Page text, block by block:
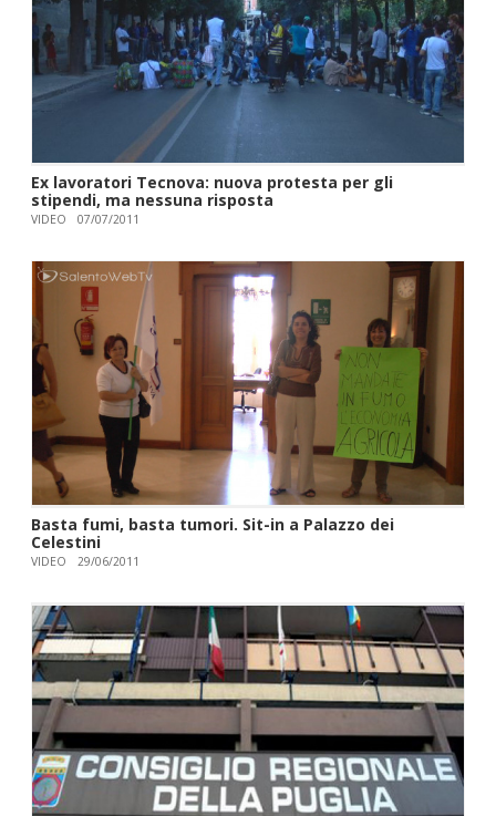
Ex lavoratori Tecnova: nuova protesta per gli
stipendi, ma nessuna risposta
VIDEO 07/07/2011
Basta fumi, basta tumori. Sit-in a Palazzo dei
Celestini
VIDEO 29/06/2011